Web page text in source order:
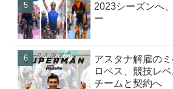
2023シーズンへ
ー
アスタナ解雇の
ロペス、競技レ
チームと契約へ